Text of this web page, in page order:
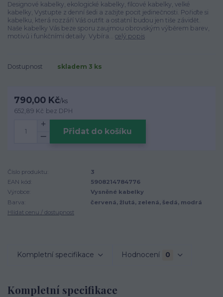
Designové kabelky, ekologické kabelky, filcové kabelky, velké
kabelky, Vystupte z denní šedi a zažijte pocit jedinečnosti. Pořiďte si
kabelku, která rozzáří Váš outfit a ostatní budou jen tiše závidět.
Naše kabelky Vás beze sporu zaujmou obrovským výběrem barev,
motivů i funkčními detaily. Vybíra... celý popis
Dostupnost skladem 3 ks
790,00 Kč/ks
652,89 Kč bez DPH
Přidat do košíku
Číslo produktu:
3
EAN kód:
5908214784776
Výrobce:
Vysněné kabelky
Barva:
červená, žlutá, zelená, šedá, modrá
Hlídat cenu / dostupnost
Kompletní specifikace Hodnocení 0
Kompletní specifikace